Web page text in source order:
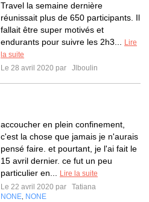
Travel la semaine dernière
réunissait plus de 650 participants. Il
fallait être super motivés et
endurants pour suivre les 2h3...
Lire
la suite
Le 28 avril 2020 par
Jlboulin
accoucher en plein confinement,
c'est la chose que jamais je n'aurais
pensé faire. et pourtant, je l'ai fait le
15 avril dernier. ce fut un peu
particulier en...
Lire la suite
Le 22 avril 2020 par
Tatiana
NONE NONE